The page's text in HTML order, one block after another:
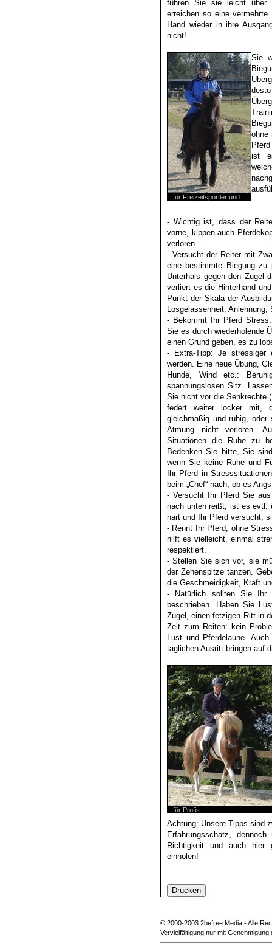
führen Sie sie leicht über
erreichen so eine
Hand wieder in ihre
nicht!
...für Freizeitsportler und...
Sie
ohne
ist
- Wichtig ist, dass der
vorne, kippen auch
verloren.
- Versucht der Reiter mit
eine bestimmte Biegung
Unterhals gegen den Zügel
verliert es die Hinterhand
Punkt der Skala der
Losgelassenheit,
- Bekommt Ihr Pferd
Sie es durch wiederholende
einen Grund geben, es zu
- Extra-Tipp: Je stressiger
werden. Eine neue Übung,
Hunde, Wind etc.:
spannungslosen Sitz.
Sie nicht vor die Senkrechte
federt weiter locker mit,
gleichmäßig und ruhig,
Atmung nicht verloren.
Situationen die Ruhe zu
Bedenken Sie bitte, Sie
wenn Sie keine Ruhe und
Ihr Pferd in
beim „Chef“ nach, ob es
- Versucht Ihr Pferd Sie
nach unten reißt, ist es evtl.
hart und Ihr Pferd versucht,
- Rennt Ihr Pferd, ohne
hilft es vielleicht, einmal
respektiert.
- Stellen Sie sich vor, sie
der Zehenspitze tanzen.
die Geschmeidigkeit, Kraft
- Natürlich sollten Sie Ihr
beschrieben. Haben Sie
Zügel, einen fetzigen Ritt in
Zeit zum Reiten: kein
Lust und Pferdelaune.
täglichen Ausritt bringen auf
...für Profis.
Achtung: Unsere Tipps sind
Erfahrungsschatz,
Richtigkeit und auch hier
einholen!
© 2000-2003 2befree Media - Alle
Vervielfältigung nur mit Genehmigung